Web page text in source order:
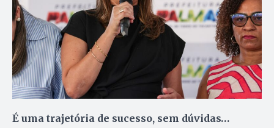
É uma trajetória de sucesso, sem dúvidas…